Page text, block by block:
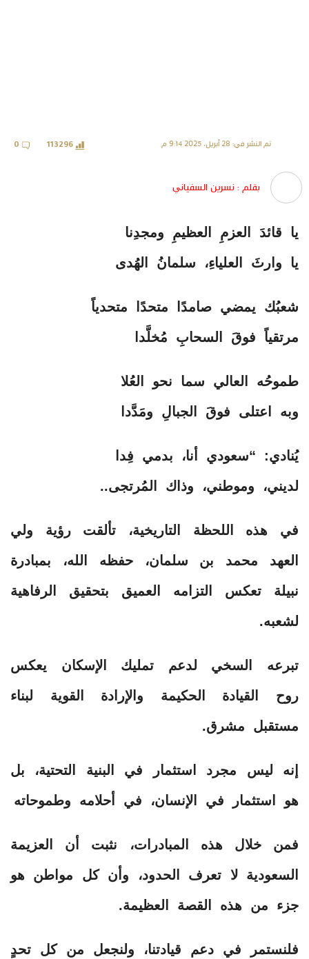
تم النشر في: 28 أبريل، 2025 9:14 م 113296
0
بقلم : نسرين السفياني
يا قائدَ العزمِ العظيمِ ومجدِنا
يا وارثَ العلياءِ، سلمانُ الهُدى
شعبُك يمضي صامدًا متحدًا متحدياً
مرتقياً فوقَ السحابِ مُخلَّدا
طموحُه العالي سما نحو العُلا
وبه اعتلى فوقَ الجبالِ ومَدَّدا
يُنادي: “سعودي أنا، بدمي فِدا
لديني، وموطني، وذاك المُرتجى..
في هذه اللحظة التاريخية، تألقت رؤية ولي
العهد محمد بن سلمان، حفظه الله، بمبادرة
نبيلة تعكس التزامه العميق بتحقيق الرفاهية
لشعبه.
تبرعه السخي لدعم تمليك الإسكان يعكس
روح القيادة الحكيمة والإرادة القوية لبناء
مستقبل مشرق.
إنه ليس مجرد استثمار في البنية التحتية، بل
هو استثمار في الإنسان، في أحلامه وطموحاته
فمن خلال هذه المبادرات، نثبت أن العزيمة
السعودية لا تعرف الحدود، وأن كل مواطن هو
جزء من هذه القصة العظيمة.
فلنستمر في دعم قيادتنا، ولنجعل من كل تحدٍ